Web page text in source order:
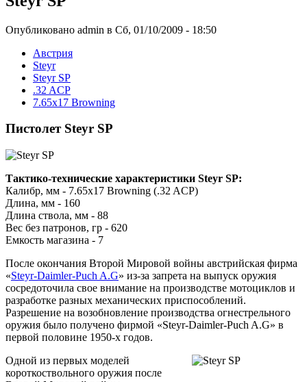
Опубликовано admin в Сб, 01/10/2009 - 18:50
Австрия
Steyr
Steyr SP
.32 ACP
7.65x17 Browning
Пистолет Steyr SP
Тактико-технические характеристики Steyr SP:
Калибр, мм - 7.65x17 Browning (.32 ACP)
Длина, мм - 160
Длина ствола, мм - 88
Вес без патронов, гр - 620
Емкость магазина - 7
После окончания Второй Мировой войны австрийская фирма
«Steyr-Daimler-Puch A.G» из-за запрета на выпуск оружия
сосредоточила свое внимание на производстве мотоциклов и
разработке разных механических приспособлений.
Разрешение на возобновление производства огнестрельного
оружия было получено фирмой «Steyr-Daimler-Puch A.G» в
первой половине 1950-х годов.
Одной из первых моделей
короткоствольного оружия после